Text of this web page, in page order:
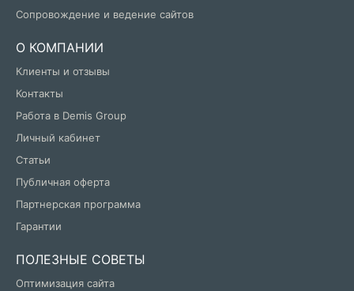
Сопровождение и ведение сайтов
О КОМПАНИИ
Клиенты и отзывы
Контакты
Работа в Demis Group
Личный кабинет
Статьи
Публичная оферта
Партнерская программа
Гарантии
ПОЛЕЗНЫЕ СОВЕТЫ
Оптимизация сайта